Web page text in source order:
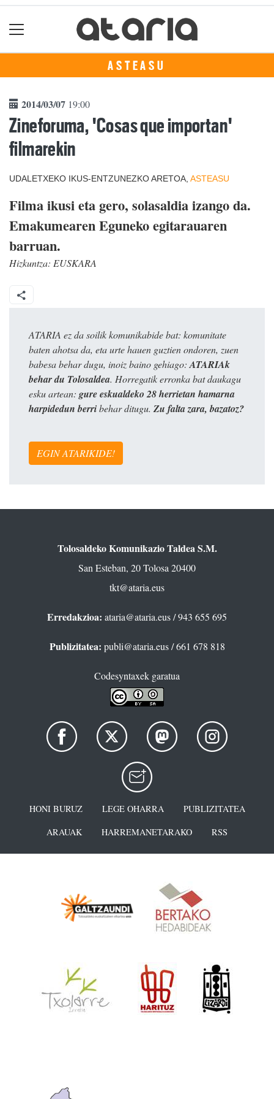
ASTEASU
2014/03/07 19:00
Zineforuma, 'Cosas que importan'
filmarekin
UDALETXEKO IKUS-ENTZUNEZKO ARETOA, ASTEASU
Filma ikusi eta gero, solasaldia izango da.
Emakumearen Eguneko egitarauaren
barruan.
Hizkuntza: EUSKARA
ATARIA ez da soilik komunikabide bat: komunitate
baten ahotsa da, eta urte hauen guztien ondoren, zuen
babesa behar dugu, inoiz baino gehiago:ATARIAk
behar du Tolosaldea. Horregatik erronka bat daukagu
esku artean: gure eskualdeko 28 herrietan hamarna
harpidedun berribehar ditugu. Zu falta zara, bazatoz?
EGIN ATARIKIDE!
Tolosaldeko Komunikazio Taldea S.M.
San Esteban, 20 Tolosa 20400
tkt@ataria.eus
Erredakzioa: ataria@ataria.eus/ 943 655 695
Publizitatea: publi@ataria.eus/ 661 678 818
Codesyntaxek garatua
HONI BURUZ LEGE OHARRA
PUBLIZITATEA
ARAUAK
HARREMANETARAKO RSS